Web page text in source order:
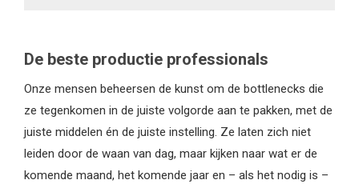
De beste productie professionals
Onze mensen beheersen de kunst om de bottlenecks die
ze tegenkomen in de juiste volgorde aan te pakken, met de
juiste middelen én de juiste instelling. Ze laten zich niet
leiden door de waan van dag, maar kijken naar wat er de
komende maand, het komende jaar en – als het nodig is –